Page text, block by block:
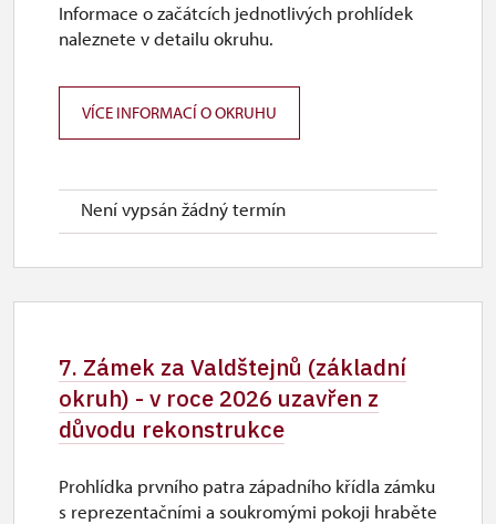
Není vypsán žádný termín
Informace o začátcích jednotlivých prohlídek
naleznete v detailu okruhu.
VÍCE INFORMACÍ O OKRUHU
7. Zámek za Valdštejnů (základní
okruh) - v roce 2026 uzavřen z
důvodu rekonstrukce
Prohlídka prvního patra západního křídla zámku
s reprezentačními a soukromými pokoji hraběte